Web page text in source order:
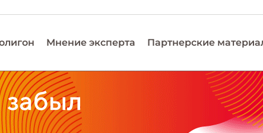
Мнение эксперта Партнерские